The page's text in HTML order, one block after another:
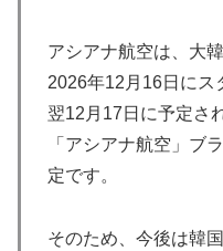
アシアナ航空は、大
2026年12月16日にス
翌12月17日に予定さ
「アシアナ航空」ブ
定です。
そのため、今後は韓